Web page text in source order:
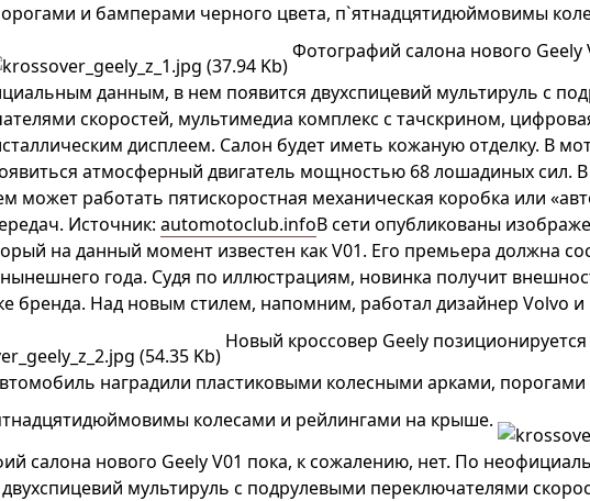
и бамперами черного цвета, п`ятнадцятидюймовимы
Фотографий салона нового Geely
данным, в нем появится двухспицевий мультируль с
скоростей, мультимедиа комплекс с тачскрином,
дисплеем. Салон будет иметь кожаную отделку. В
атмосферный двигатель мощностью 68 лошадиных сил.
может работать пятискоростная механическая коробка или
Источник: automotoclub.infoВ сети опубликованы
на данный момент известен как V01. Его премьера должна
нынешнего года. Судя по иллюстрациям, новинка получит
бренда. Над новым стилем, напомним, работал дизайнер Volvo
Новый кроссовер Geely
наградили пластиковыми колесными арками,
колесами и рейлингами на крыше.
салона нового Geely V01 пока, к сожалению, нет. По
мультируль с подрулевыми переключателями